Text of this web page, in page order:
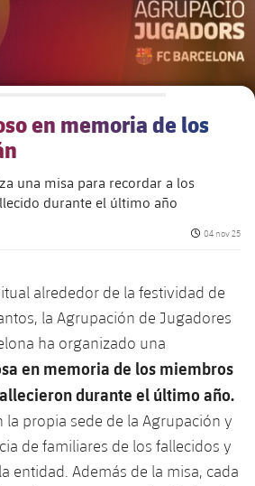
la Gente Mayor
activa
en memoria de los
una misa para recordar a los
durante el último año
Fecha de
04 nov 25
alrededor de la festividad de
la Agrupación de Jugadores
ha organizado una
en memoria de los miembros
durante el último año.
la propia sede de la Agrupación y
de familiares de los fallecidos y
entidad. Además de la misa, cada